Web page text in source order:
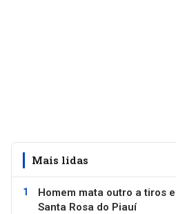
Mais lidas
Homem mata outro a tiros
Santa Rosa do Piauí